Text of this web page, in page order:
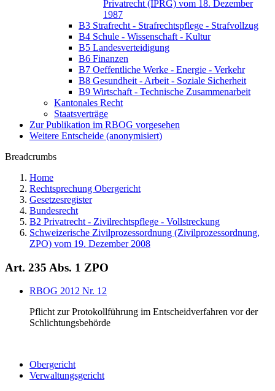
Privatrecht (IPRG) vom 18. Dezember
1987
B3 Strafrecht - Strafrechtspflege - Strafvollzug
B4 Schule - Wissenschaft - Kultur
B5 Landesverteidigung
B6 Finanzen
B7 Oeffentliche Werke - Energie - Verkehr
B8 Gesundheit - Arbeit - Soziale Sicherheit
B9 Wirtschaft - Technische Zusammenarbeit
Kantonales Recht
Staatsverträge
Zur Publikation im RBOG vorgesehen
Weitere Entscheide (anonymisiert)
Breadcrumbs
Home
Rechtsprechung Obergericht
Gesetzesregister
Bundesrecht
B2 Privatrecht - Zivilrechtspflege - Vollstreckung
Schweizerische Zivilprozessordnung (Zivilprozessordnung,
ZPO) vom 19. Dezember 2008
Art. 235 Abs. 1 ZPO
RBOG 2012 Nr. 12
Pflicht zur Protokollführung im Entscheidverfahren vor der
Schlichtungsbehörde
Obergericht
Verwaltungsgericht